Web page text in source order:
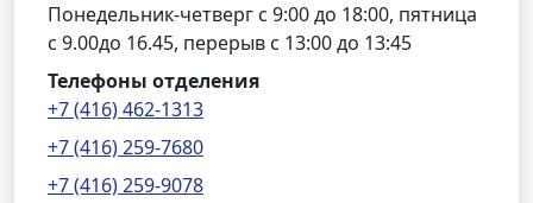
Понедельник-четверг с 9:00 до 18:00, пятница
с 9.00до 16.45, перерыв с 13:00 до 13:45
Телефоны отделения
+7 (416) 462-1313
+7 (416) 259-7680
+7 (416) 259-9078